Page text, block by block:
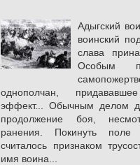
Адыгский
воинский
слава
Особым
однополчан,
эффект... Обычным делом
продолжение боя,
ранения. Покинуть
считалось признаком
имя воина...